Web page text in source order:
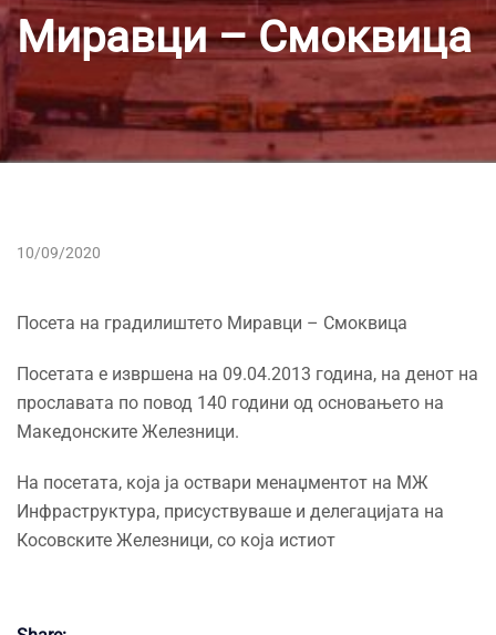
Миравци – Смоквица
10/09/2020
Посета на градилиштето Миравци – Смоквица
Посетата е извршена на 09.04.2013 година, на денот на
прославата по повод 140 години од основањето на
Македонските Железници.
На посетата, која ја оствари менаџментот на МЖ
Инфраструктура, присуствуваше и делегацијата на
Косовските Железници, со која истиот